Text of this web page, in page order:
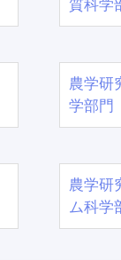
質科学
農学
学部門
農学
ム科学